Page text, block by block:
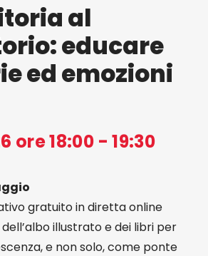
al
educare
ed emozioni
ore 18:00 - 19:30
gratuito in diretta online
illustrato e dei libri per
e non solo, come ponte